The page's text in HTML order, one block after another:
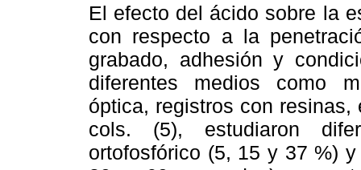
El efecto del ácido sobre la
con respecto a la
grabado, adhesión y
diferentes medios como
óptica, registros con resinas,
cols. (5), estudiaron
ortofosfórico (5, 15 y 37 %)